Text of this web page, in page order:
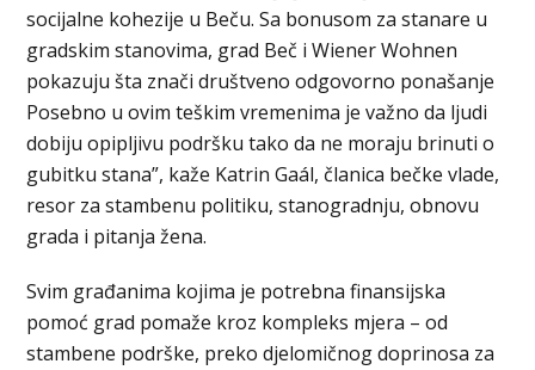
socijalne kohezije u Beču. Sa bonusom za stanare u
gradskim stanovima, grad Beč i Wiener Wohnen
pokazuju šta znači društveno odgovorno ponašanje
Posebno u ovim teškim vremenima je važno da ljudi
dobiju opipljivu podršku tako da ne moraju brinuti o
gubitku stana”, kaže Katrin Gaál, članica bečke vlade,
resor za stambenu politiku, stanogradnju, obnovu
grada i pitanja žena.
Svim građanima kojima je potrebna finansijska
pomoć grad pomaže kroz kompleks mjera – od
stambene podrške, preko djelomičnog doprinosa za